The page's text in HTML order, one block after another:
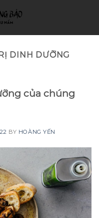
DINH DƯỠNG
của chúng
BY HOÀNG YẾN